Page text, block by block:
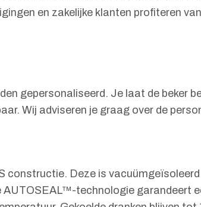
en zakelijke klanten profiteren
gepersonaliseerd. Je laat de beker
Wij adviseren je graag over de
constructie. Deze is
technologie garandeert